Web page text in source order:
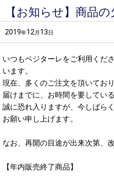
【お知らせ】商品
2019年12 月 13 日
いつもベジターレをご利用くだ
います。
現在、多くのご注文を頂いてお
届けまでに、お時間を要してい
誠に恐れ入りますが、今しばら
お願い申し上げます。
なお、再開の目途が出来次第、
【年内販売終了商品】